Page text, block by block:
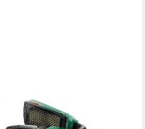
BOSCH HOME & GARDEN
Bandschleifer PBS 75 A